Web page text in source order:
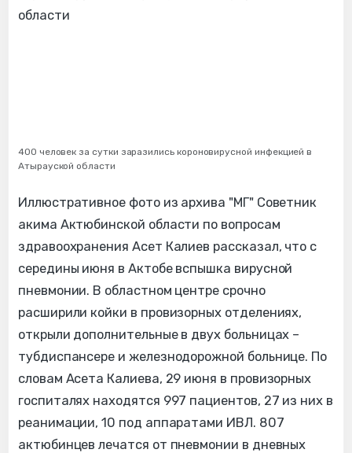
400 человек за сутки заразились короновирусной инфекцией в
Атырауской области
Иллюстративное фото из архива "МГ" Советник
акима Актюбинской области по вопросам
здравоохранения Асет Калиев рассказал, что с
середины июня в Актобе вспышка вирусной
пневмонии. В областном центре срочно
расширили койки в провизорных отделениях,
открыли дополнительные в двух больницах –
тубдиспансере и железнодорожной больнице. По
словам Асета Калиева, 29 июня в провизорных
госпиталях находятся 997 пациентов, 27 из них в
реанимации, 10 под аппаратами ИВЛ. 807
актюбинцев лечатся от пневмонии в дневных